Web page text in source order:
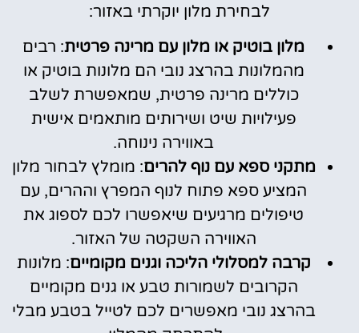
לבחירת מלון יוקרתי באזור:
מלון בוטיק או מלון עם מרינה פרטית: רבים
מהמלונות בהרצג נובי הם מלונות בוטיק או
כוללים מרינה פרטית, שמאפשרת לשלב
פעילויות שיט ושירותים מותאמים אישית
באווירה נינוחה.
מתקני ספא עם נוף להרים: מומלץ לבחור מלון
המציע ספא פתוח לנוף המפרץ וההרים, עם
טיפולים מרגיעים שיאפשרו לכם לספוג את
האווירה השקטה של האזור.
קרבה למסלולי הליכה וגנים מקומיים: מלונות
הקרובים לשמורות טבע או גנים מקומיים
בהרצג נובי מאפשרים לכם לטייל בטבע מבלי